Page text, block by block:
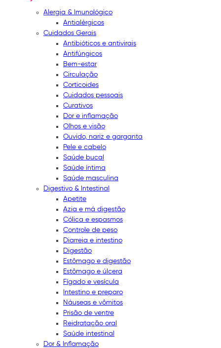
Alergia & Imunológico
Antialérgicos
Cuidados Gerais
Antibióticos e antivirais
Antifúngicos
Bem-estar
Circulação
Corticoides
Cuidados pessoais
Curativos
Dor e inflamação
Olhos e visão
Ouvido, nariz e garganta
Pele e cabelo
Saúde bucal
Saúde íntima
Saúde masculina
Digestivo & Intestinal
Apetite
Azia e má digestão
Cólica e espasmos
Controle de peso
Diarreia e intestino
Digestão
Estômago e digestão
Estômago e úlcera
Fígado e vesícula
Intestino e preparo
Náuseas e vômitos
Prisão de ventre
Reidratação oral
Saúde intestinal
Dor & Inflamação